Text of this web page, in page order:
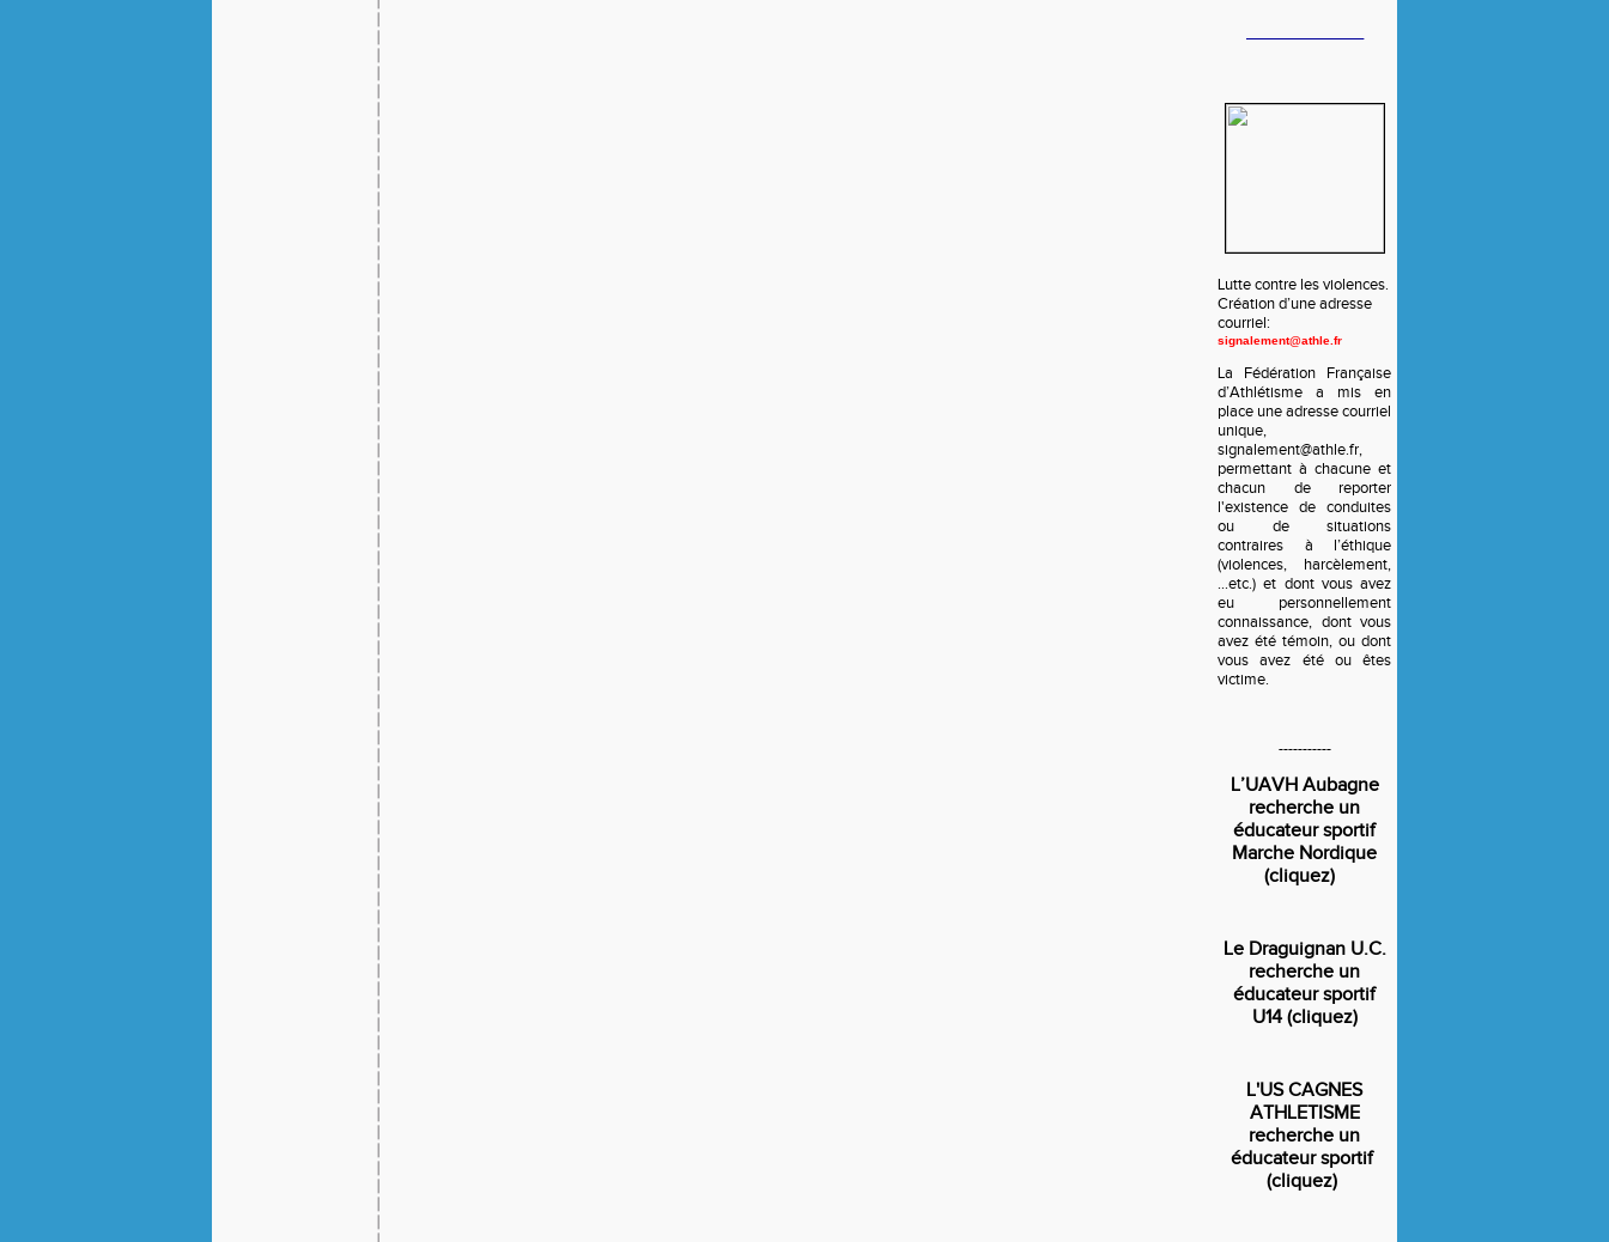
Lutte contre les violences.
Création d’une adresse
courriel:
signalement@athle.fr
La Fédération Française
d’Athlétisme a mis en
place une adresse courriel
unique,
signalement@athle.fr,
permettant à chacune et
chacun de reporter
l'existence de conduites
ou de situations
contraires à l’éthique
(violences, harcèlement,
…etc.) et dont vous avez
eu personnellement
connaissance, dont vous
avez été témoin, ou dont
vous avez été ou êtes
victime.
-----------
L’UAVH Aubagne
recherche un
éducateur sportif
Marche Nordique
(cliquez)
Le Draguignan U.C.
recherche un
éducateur sportif
U14 (cliquez)
L'US CAGNES
ATHLETISME
recherche un
éducateur sportif
(cliquez)